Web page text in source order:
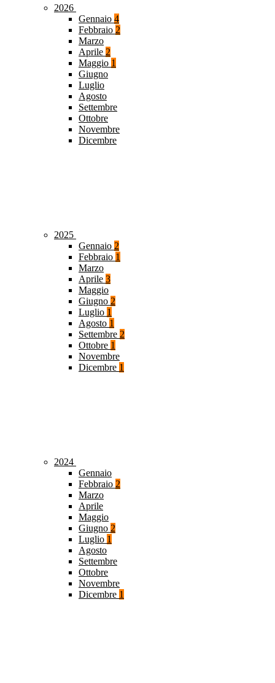
2026
Gennaio 4
Febbraio 2
Marzo
Aprile 2
Maggio 1
Giugno
Luglio
Agosto
Settembre
Ottobre
Novembre
Dicembre
2025
Gennaio 2
Febbraio 1
Marzo
Aprile 3
Maggio
Giugno 2
Luglio 1
Agosto 1
Settembre 2
Ottobre 1
Novembre
Dicembre 1
2024
Gennaio
Febbraio 2
Marzo
Aprile
Maggio
Giugno 2
Luglio 1
Agosto
Settembre
Ottobre
Novembre
Dicembre 1